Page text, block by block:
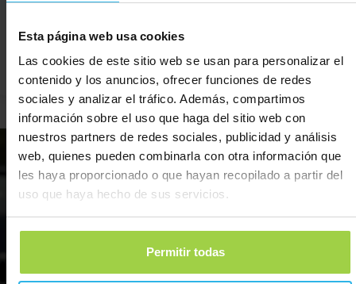
Esta página web usa cookies
Las cookies de este sitio web se usan para personalizar el
contenido y los anuncios, ofrecer funciones de redes
sociales y analizar el tráfico. Además, compartimos
información sobre el uso que haga del sitio web con
nuestros partners de redes sociales, publicidad y análisis
web, quienes pueden combinarla con otra información que
les haya proporcionado o que hayan recopilado a partir del
uso que haya hecho de sus servicios.
Permitir todas
Álvaro, Salamanca